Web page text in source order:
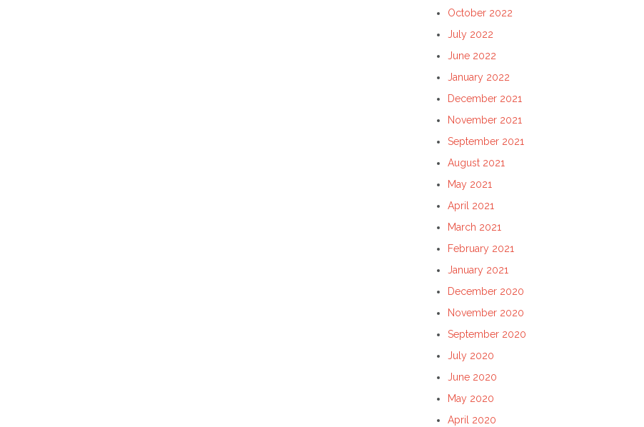
October 2022
July 2022
June 2022
January 2022
December 2021
November 2021
September 2021
August 2021
May 2021
April 2021
March 2021
February 2021
January 2021
December 2020
November 2020
September 2020
July 2020
June 2020
May 2020
April 2020